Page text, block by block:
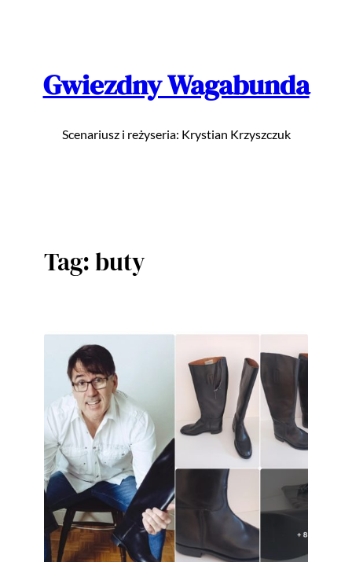
Gwiezdny Wagabunda
Scenariusz i reżyseria: Krystian Krzyszczuk
Tag: buty